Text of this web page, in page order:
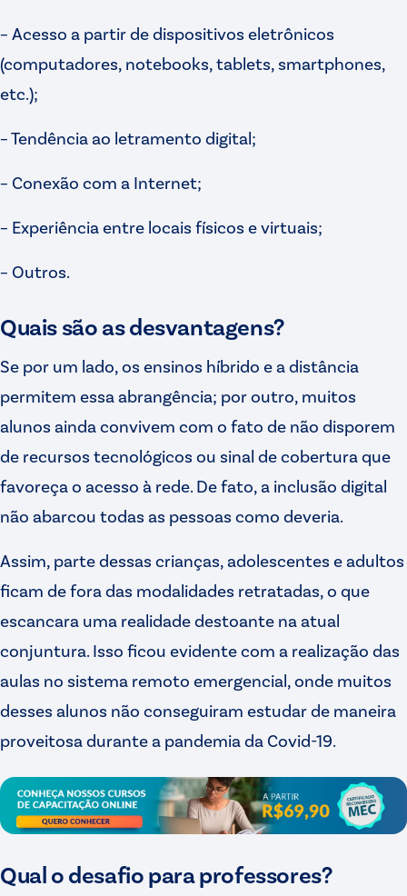
– Acesso a partir de dispositivos eletrônicos
(computadores, notebooks, tablets, smartphones,
etc.);
– Tendência ao letramento digital;
– Conexão com a Internet;
– Experiência entre locais físicos e virtuais;
– Outros.
Quais são as desvantagens?
Se por um lado, os ensinos híbrido e a distância
permitem essa abrangência; por outro, muitos
alunos ainda convivem com o fato de não disporem
de recursos tecnológicos ou sinal de cobertura que
favoreça o acesso à rede. De fato, a inclusão digital
não abarcou todas as pessoas como deveria.
Assim, parte dessas crianças, adolescentes e adultos
ficam de fora das modalidades retratadas, o que
escancara uma realidade destoante na atual
conjuntura. Isso ficou evidente com a realização das
aulas no sistema remoto emergencial, onde muitos
desses alunos não conseguiram estudar de maneira
proveitosa durante a pandemia da Covid-19.
Qual o desafio para professores?